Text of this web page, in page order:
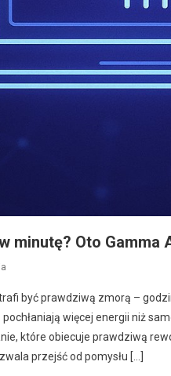
minutę? Oto Gamma
być prawdziwą zmorą –
więcej energii niż
które obiecuje prawdziwą
przejść od pomysłu […]